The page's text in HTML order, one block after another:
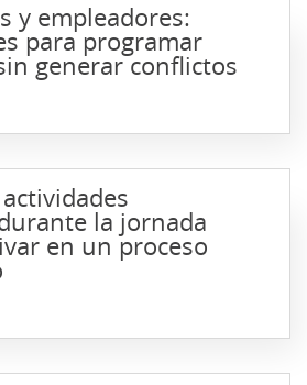
y empleadores:
para programar
generar conflictos
la jornada
en un proceso